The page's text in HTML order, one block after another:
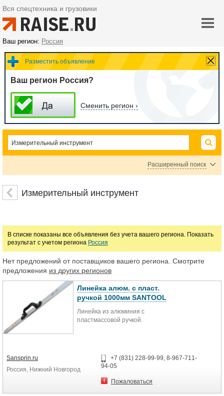
Вся спецтехника и грузовики
Ваш регион: Россия
Разместить объявление
Ваш регион Россия?
Сменить регион ›
Расширенный поиск
Калибры
Угломеры Кругломеры Толщиномеры Диоптры
Цена
Измерительный инструмент
В списке показаны все объявления без учета вашего региона. Показать
результат с учетом региона Россия
Нет предложений от поставщиков вашего региона. Смотрите
предложения из других регионов
Линейка алюм. с пласт.
ручкой 1000мм SANTOOL
Линейка из алюминия с
пластмассовой ручкой.
Sansprin.ru
Россия, Нижний Новгород
+7 (831) 228-99-99, 8-967-711-
94-05
Пожаловаться